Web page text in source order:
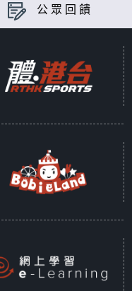
公眾回饋